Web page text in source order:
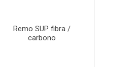
Remo SUP fibra /
carbono